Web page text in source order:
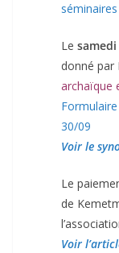
Le
donné par
archaïque
30/09
Voir le
Le
de
Voir